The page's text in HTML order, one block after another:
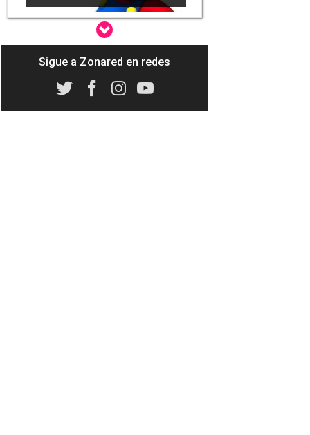
le espera un gran futuro
(30/06/2015)
Sigue a Zonared en redes